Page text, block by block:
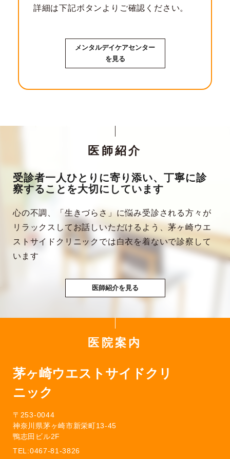
詳細は下記ボタンよりご確認ください。
メンタルデイケアセンター
を見る
医師紹介
受診者一人ひとりに寄り添い、丁寧に診
察することを大切にしています
心の不調、「生きづらさ」に悩み受診される方々が
リラックスしてお話しいただけるよう、茅ヶ崎ウエ
ストサイドクリニックでは白衣を着ないで診察して
います
医師紹介を見る
医院案内
茅ヶ崎ウエストサイドクリ
ニック
〒253-0044
神奈川県茅ヶ崎市新栄町13-45
鴨志田ビル2F
TEL:0467-81-3826